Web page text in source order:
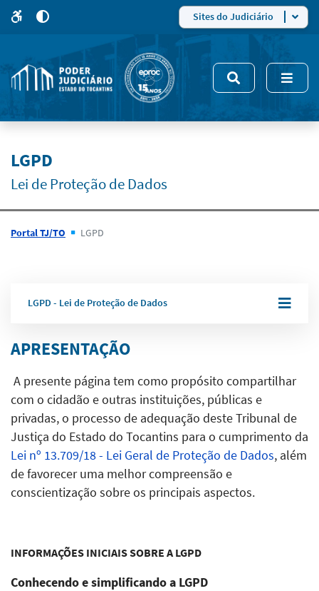
site
5
modo
de
alto
Sites do Judiciário
LGPD
Lei de Proteção de Dados
Portal TJ/TO LGPD
LGPD - Lei de Proteção de Dados
APRESENTAÇÃO
A presente página tem como propósito compartilhar
com o cidadão e outras instituições, públicas e
privadas, o processo de adequação deste Tribunal de
Justiça do Estado do Tocantins para o cumprimento da
Lei nº 13.709/18 - Lei Geral de Proteção de Dados, além
de favorecer uma melhor compreensão e
conscientização sobre os principais aspectos.
INFORMAÇÕES INICIAIS SOBRE A LGPD
Conhecendo e simplificando a LGPD